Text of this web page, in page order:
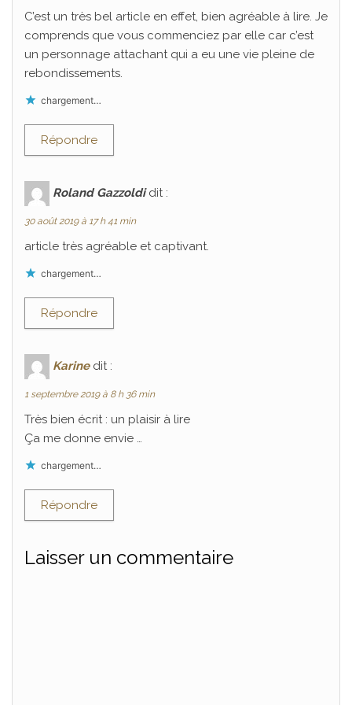
C’est un très bel article en effet, bien agréable à lire. Je
comprends que vous commenciez par elle car c’est
un personnage attachant qui a eu une vie pleine de
rebondissements.
chargement…
Répondre
Roland Gazzoldi dit :
30 août 2019 à 17 h 41 min
article très agréable et captivant.
chargement…
Répondre
Karine dit :
1 septembre 2019 à 8 h 36 min
Très bien écrit : un plaisir à lire
Ça me donne envie …
chargement…
Répondre
Laisser un commentaire